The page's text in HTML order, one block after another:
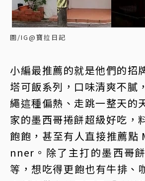
圖/IG@寶拉日記
小編最推薦的就是他們的招
塔可飯系列，口味清爽不膩
繩這種偏熱、走跳一整天的
家的墨西哥捲餅超級好吃，
飽飽，甚至有人直接推薦
nner。除了主打的墨西哥
等，想吃得更飽也有牛排